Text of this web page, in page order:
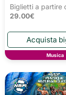
Biglietti a partire
29.00€
Musica